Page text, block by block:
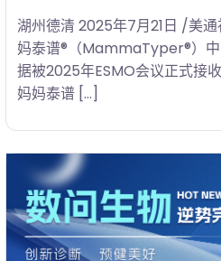
湖州德清 2025年7月21日 /美
妈泰谱®（MammaTyper®）
据被2025年ESMO会议正式接
妈妈泰谱 […]